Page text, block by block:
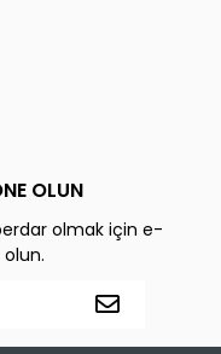
OLUN
olmak için e-